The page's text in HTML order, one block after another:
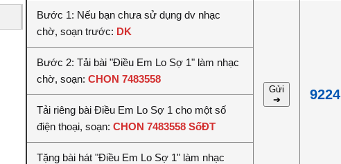
Bước 1: Nếu bạn chưa sử dụng dv nhạc
chờ, soạn trước: DK
Gửi
➔
9224
Bước 2: Tải bài "Điều Em Lo Sợ 1" làm nhạc
chờ, soạn: CHON 7483558
Tải riêng bài Điều Em Lo Sợ 1 cho một số
điện thoại, soạn: CHON 7483558 SốĐT
Tặng bài hát "Điều Em Lo Sợ 1" làm nhạc